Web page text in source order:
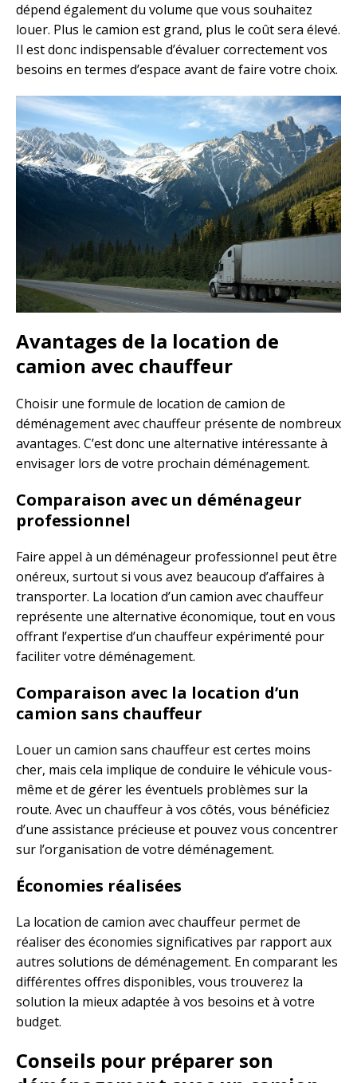
dépend également du volume que vous souhaitez
louer. Plus le camion est grand, plus le coût sera élevé.
Il est donc indispensable d’évaluer correctement vos
besoins en termes d’espace avant de faire votre choix.
Avantages de la location de
camion avec chauffeur
Choisir une formule de location de camion de
déménagement avec chauffeur présente de nombreux
avantages. C’est donc une alternative intéressante à
envisager lors de votre prochain déménagement.
Comparaison avec un déménageur
professionnel
Faire appel à un déménageur professionnel peut être
onéreux, surtout si vous avez beaucoup d’affaires à
transporter. La location d’un camion avec chauffeur
représente une alternative économique, tout en vous
offrant l’expertise d’un chauffeur expérimenté pour
faciliter votre déménagement.
Comparaison avec la location d’un
camion sans chauffeur
Louer un camion sans chauffeur est certes moins
cher, mais cela implique de conduire le véhicule vous-
même et de gérer les éventuels problèmes sur la
route. Avec un chauffeur à vos côtés, vous bénéficiez
d’une assistance précieuse et pouvez vous concentrer
sur l’organisation de votre déménagement.
Économies réalisées
La location de camion avec chauffeur permet de
réaliser des économies significatives par rapport aux
autres solutions de déménagement. En comparant les
différentes offres disponibles, vous trouverez la
solution la mieux adaptée à vos besoins et à votre
budget.
Conseils pour préparer son